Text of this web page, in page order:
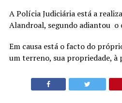
A Polícia Judiciária está a
Alandroal, segundo adiantou o
Em causa está o facto do
um terreno, sua propriedade, à